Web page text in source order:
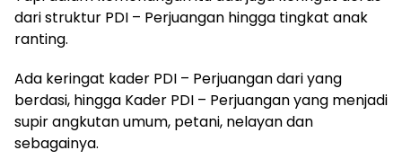
dari struktur PDI – Perjuangan hingga tingkat anak
ranting.
Ada keringat kader PDI – Perjuangan dari yang
berdasi, hingga Kader PDI – Perjuangan yang menjadi
supir angkutan umum, petani, nelayan dan
sebagainya.